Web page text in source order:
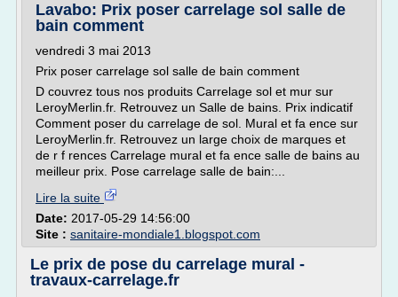
Lavabo: Prix poser carrelage sol salle de
bain comment
vendredi 3 mai 2013
Prix poser carrelage sol salle de bain comment
D couvrez tous nos produits Carrelage sol et mur sur
LeroyMerlin.fr. Retrouvez un Salle de bains. Prix indicatif
Comment poser du carrelage de sol. Mural et fa ence sur
LeroyMerlin.fr. Retrouvez un large choix de marques et
de r f rences Carrelage mural et fa ence salle de bains au
meilleur prix. Pose carrelage salle de bain:...
Lire la suite
Date: 2017-05-29 14:56:00
Site : sanitaire-mondiale1.blogspot.com
Le prix de pose du carrelage mural -
travaux-carrelage.fr